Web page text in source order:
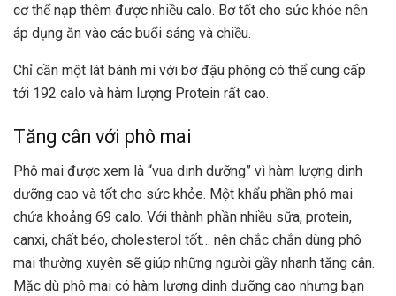
cơ thể nạp thêm được nhiều calo. Bơ tốt cho sức khỏe nên
áp dụng ăn vào các buổi sáng và chiều.
Chỉ cần một lát bánh mì với bơ đậu phộng có thể cung cấp
tới 192 calo và hàm lượng Protein rất cao.
Tăng cân với phô mai
Phô mai được xem là “vua dinh dưỡng” vì hàm lượng dinh
dưỡng cao và tốt cho sức khỏe. Một khẩu phần phô mai
chứa khoảng 69 calo. Với thành phần nhiều sữa, protein,
canxi, chất béo, cholesterol tốt… nên chắc chắn dùng phô
mai thường xuyên sẽ giúp những người gầy nhanh tăng cân.
Mặc dù phô mai có hàm lượng dinh dưỡng cao nhưng bạn